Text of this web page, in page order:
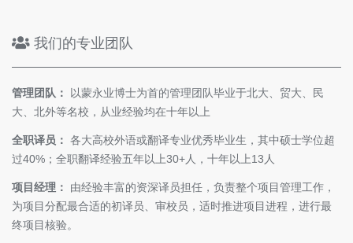
我们的专业团队
管理团队：
以蒙永业博士为首的管理团队毕业于北大、贸大、民
大、北外等名校，从业经验均在十年以上
全职译员： 各大高校外语或翻译专业优秀毕业生，其中硕士学位超
过40%；全职翻译经验五年以上30+人，十年以上13人
项目经理：
由经验丰富的资深译员担任，负责整个项目管理工作，
为项目分配最合适的初译员、审校员，适时推进项目进程，进行最
终项目核验。